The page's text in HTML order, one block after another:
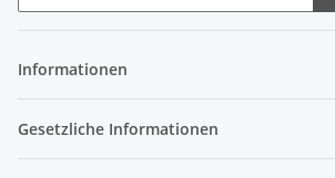
Informationen
Gesetzliche Informationen